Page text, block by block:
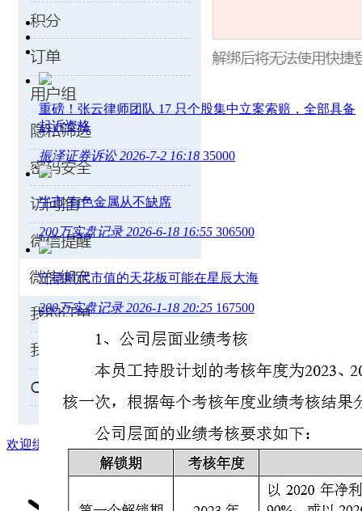
欢迎绑定微信，实时接收闽发论坛动态提醒
重磅！张云律师团队 17 只个股集中立案索赔，全部具备
起诉资格
振泽证券诉讼 2026-7-2 16:18 35000
牛市 有色金属从不缺席
200万实盘记录 2026-6-18 16:55 306500
宁德时代市值的天花板可能在星辰大海
200万实盘记录 2026-1-18 20:25 167500